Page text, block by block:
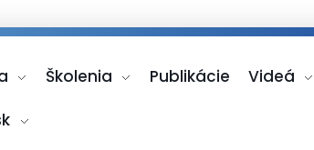
Školenia Publikácie Videá